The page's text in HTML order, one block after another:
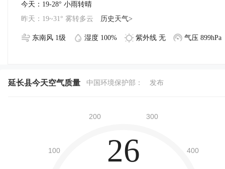
今天：19-28° 小雨转晴
昨天：19~31° 雾转多云
历史天气>
东南风 1级 湿度 100% 紫外线 无 气压 899hPa
延长县今天空气质量 中国环境保护部： 发布
26